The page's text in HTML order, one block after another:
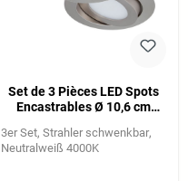
Set de 3 Pièces LED Spots
Encastrables Ø 10,6 cm
3er Set Strahler schwenkbar
Neutralweiß 4000K